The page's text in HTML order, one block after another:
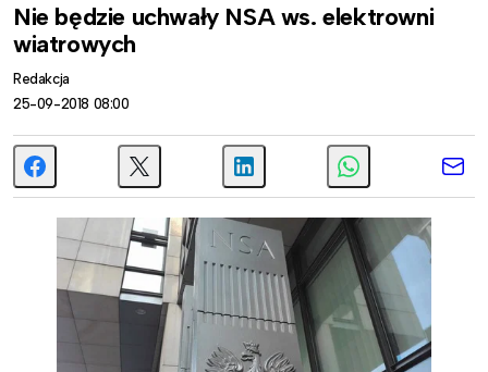
Nie będzie uchwały NSA ws. elektrowni
wiatrowych
Redakcja
25-09-2018 08:00